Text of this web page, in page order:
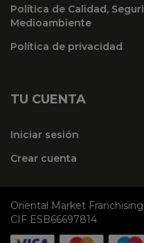
Política de Calidad,
Medioambiente
Política de privacidad
TU CUENTA
Iniciar sesión
Crear cuenta
Oriental Market
CIF ESB66697814